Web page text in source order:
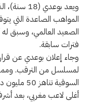
ويعد
المواهب الصاعدة التي
الصعيد العالمي، وسبق له
فترات سابقة.
وجاء إعلان بوعدي عن
لمسلسل من الترقب.
السوقية
أغلى لاعب مغربي، بعد